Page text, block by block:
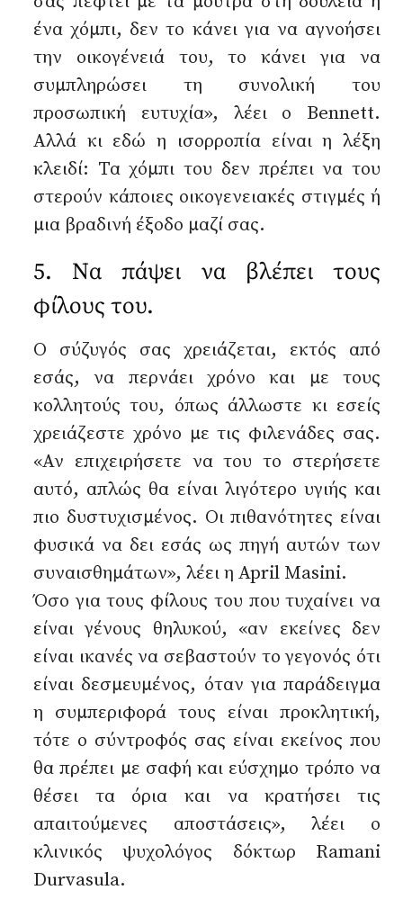
ένα χόμπι, δεν το κάνει για να αγνοήσει
την οικογένειά του, το κάνει για να
συμπληρώσει τη συνολική του
προσωπική ευτυχία», λέει ο Bennett.
Αλλά κι εδώ η ισορροπία είναι η λέξη
κλειδί: Τα χόμπι του δεν πρέπει να του
στερούν κάποιες οικογενειακές στιγμές ή
μια βραδινή έξοδο μαζί σας.
5. Να πάψει να βλέπει τους
φίλους του.
Ο σύζυγός σας χρειάζεται, εκτός από
εσάς, να περνάει χρόνο και με τους
κολλητούς του, όπως άλλωστε κι εσείς
χρειάζεστε χρόνο με τις φιλενάδες σας.
«Αν επιχειρήσετε να του το στερήσετε
αυτό, απλώς θα είναι λιγότερο υγιής και
πιο δυστυχισμένος. Οι πιθανότητες είναι
φυσικά να δει εσάς ως πηγή αυτών των
συναισθημάτων», λέει η April Masini.
Όσο για τους φίλους του που τυχαίνει να
είναι γένους θηλυκού, «αν εκείνες δεν
είναι ικανές να σεβαστούν το γεγονός ότι
είναι δεσμευμένος, όταν για παράδειγμα
η συμπεριφορά τους είναι προκλητική,
τότε ο σύντροφός σας είναι εκείνος που
θα πρέπει με σαφή και εύσχημο τρόπο να
θέσει τα όρια και να κρατήσει τις
απαιτούμενες αποστάσεις», λέει ο
κλινικός ψυχολόγος δόκτωρ Ramani
Durvasula.